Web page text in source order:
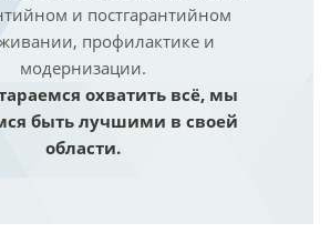
и постгарантийном
профилактике и
модернизации.
охватить всё, мы
быть лучшими в своей
области.